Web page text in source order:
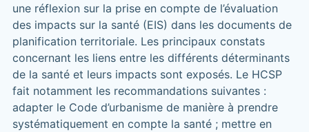
une réflexion sur la prise en compte de l’évaluation
des impacts sur la santé (EIS) dans les documents de
planification territoriale. Les principaux constats
concernant les liens entre les différents déterminants
de la santé et leurs impacts sont exposés. Le HCSP
fait notamment les recommandations suivantes :
adapter le Code d’urbanisme de manière à prendre
systématiquement en compte la santé ; mettre en